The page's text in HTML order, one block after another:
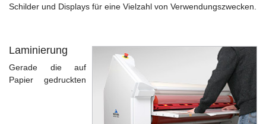
Schilder und Displays für eine Vielzahl von Verwendungszwecken.
Laminierung
Gerade die auf
Papier gedruckten